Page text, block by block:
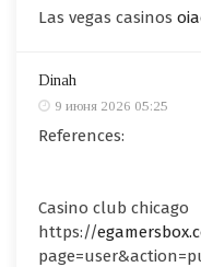
Las vegas casinos
Dinah
9 июня 2026 05:25
References:
Casino club chicago
https://